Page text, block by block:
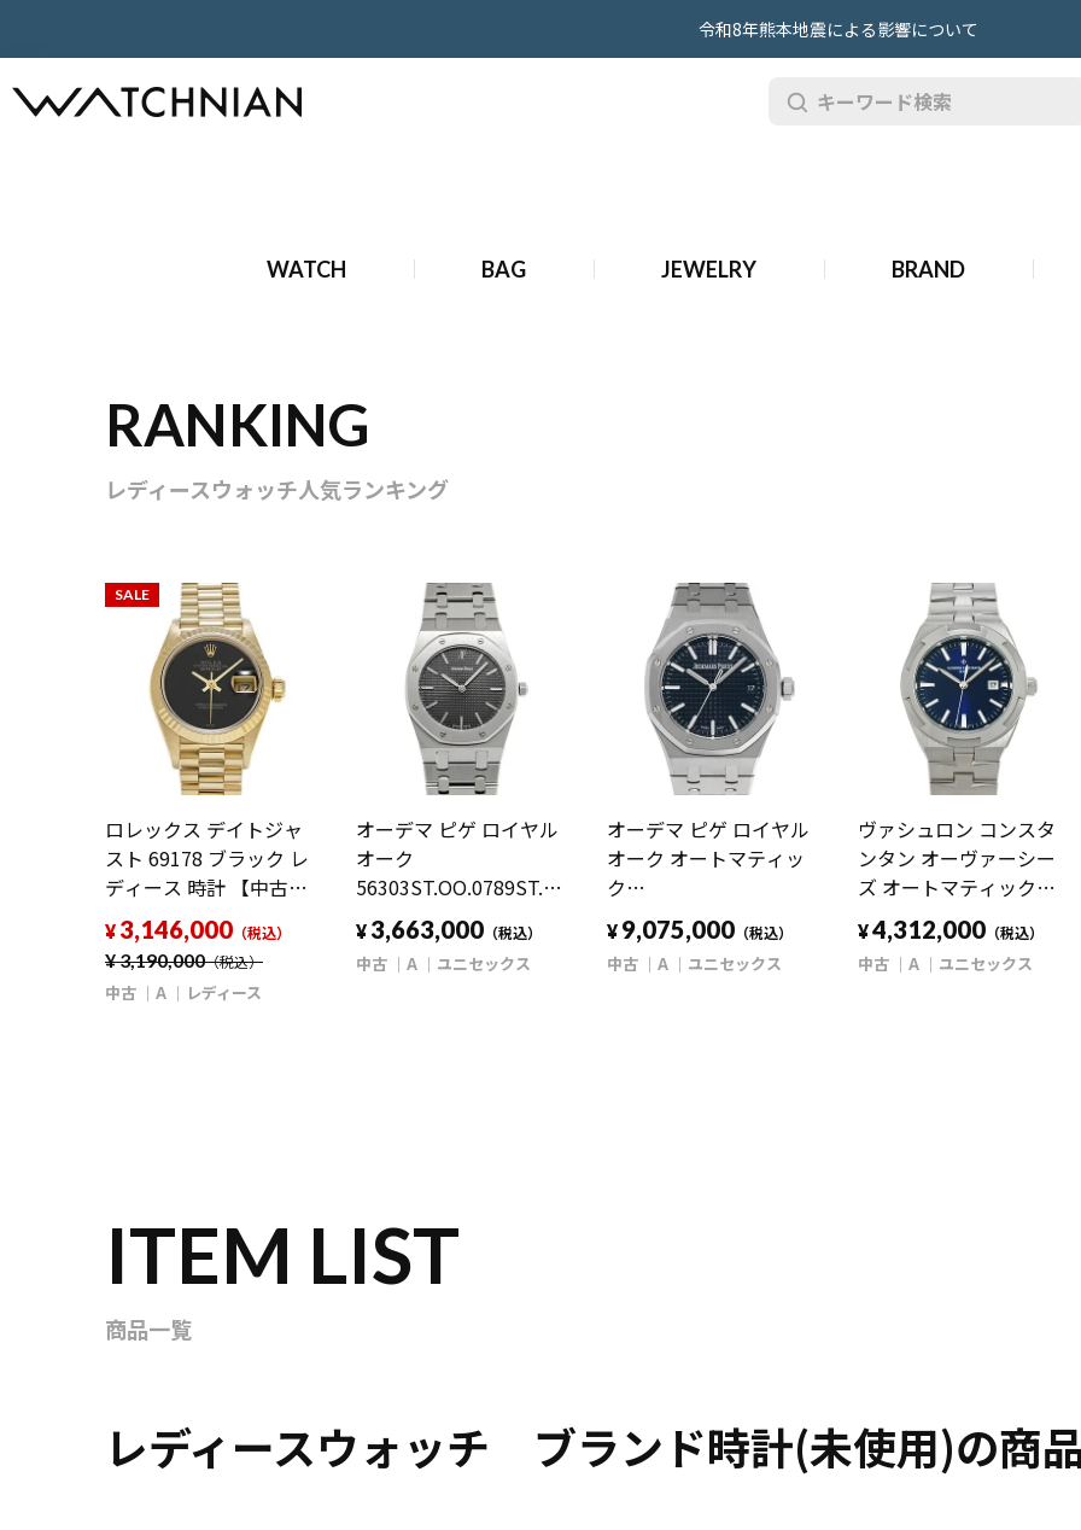
令和8年熊本地震による影響について
WATCH BAG JEWELRY BRAND
RANKING
レディースウォッチ人気ランキング
SALE
ロレックス デイトジャ
スト 69178 ブラック レ
ディース 時計 【中古】
【wristwatch】
¥3,190,000（税込）
¥ 3,146,000 （税込）
中古 A レディース
オーデマ ピゲ ロイヤル
オーク
56303ST.OO.0789ST.01
ブラック ユニセックス
時計 【中古】
【wristwatch】
¥ 3,663,000 （税込）
中古 A ユニセックス
オーデマ ピゲ ロイヤル
オーク オートマティッ
ク
15550ST.OO.1356ST.06
ブルー ユニセックス 時
計 【中古】
¥ 9,075,000 （税込）
中古 A ユニセックス
ヴァシュロン コンスタ
ンタン オーヴァーシー
ズ オートマティック
4600V/200A-B980 ブル
ー ユニセックス 時計
【中古】
¥4,312,000 （税込）
中古 A ユニセックス
ITEM LIST
商品一覧
レディースウォッチ ブランド時計(未使用)の商